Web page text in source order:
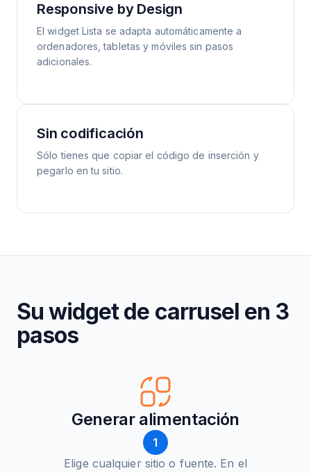
Responsive by Design
El widget Lista se adapta automáticamente a
ordenadores, tabletas y móviles sin pasos
adicionales.
Sin codificación
Sólo tienes que copiar el código de inserción y
pegarlo en tu sitio.
Su widget de carrusel en 3
pasos
Generar alimentación
1
Elige cualquier sitio o fuente. En el